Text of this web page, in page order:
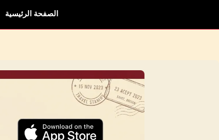
الصفحة الرئيسية